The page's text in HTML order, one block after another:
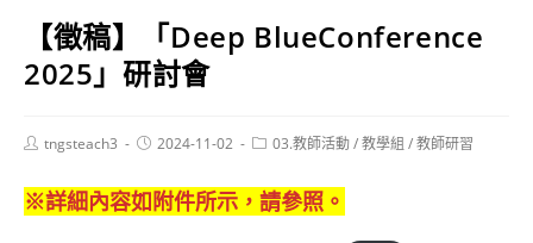
【徵稿】「Deep BlueConference
2025」研討會
Posttngsteach3
Post2024-11-02
Post03.教師活動/教學組 /教師研習
※詳細內容如附件所示，請參照。